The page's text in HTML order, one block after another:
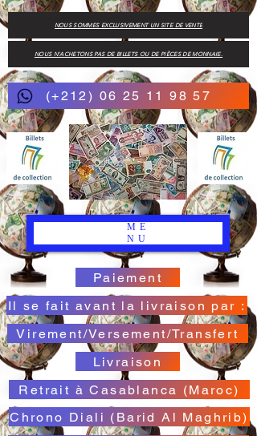
(+212) 06 25 11 98 57
ME
NU
Paiement
Virement/Versement/Transfert
Livraison
Retrait à Casablanca (Maroc)
Il se fait avant la livraison par :
Chrono Diali (Barid Al Maghrib)
NOUS N'ACHETONS PAS DE BILLETS OU DE PIÈCES DE MONNAIE.
NOUS SOMMES EXCLUSIVEMENT UN SITE DE VENTE